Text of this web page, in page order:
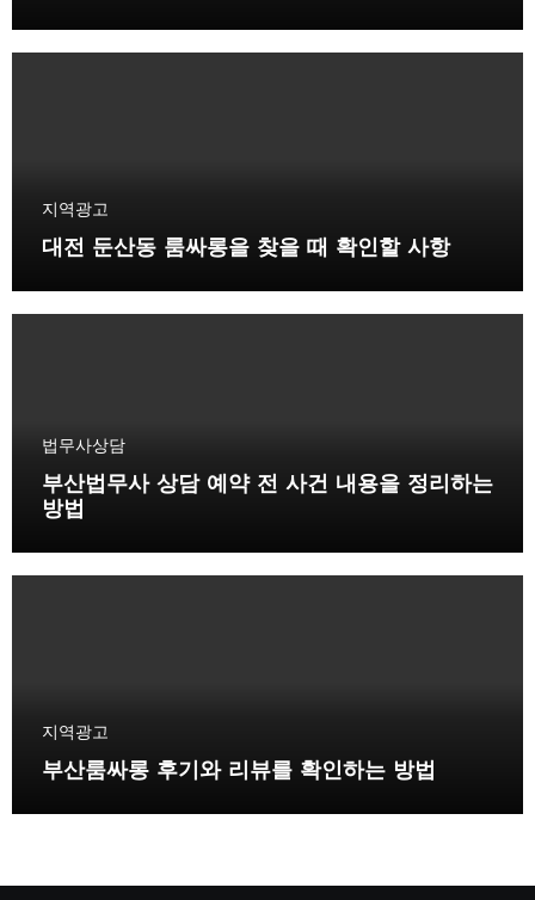
지역광고
대전 둔산동 룸싸롱을 찾을 때 확인할 사항
법무사상담
부산법무사 상담 예약 전 사건 내용을 정리하는
방법
지역광고
부산룸싸롱 후기와 리뷰를 확인하는 방법